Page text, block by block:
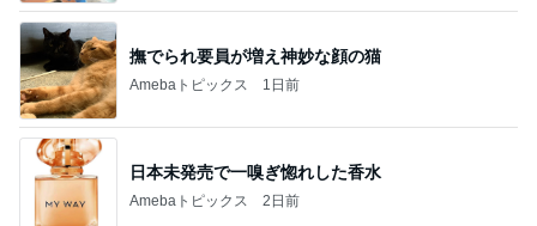
撫でられ要員が増え神妙な顔の猫
Amebaトピックス 1日前
日本未発売で一嗅ぎ惚れした香水
Amebaトピックス 2日前